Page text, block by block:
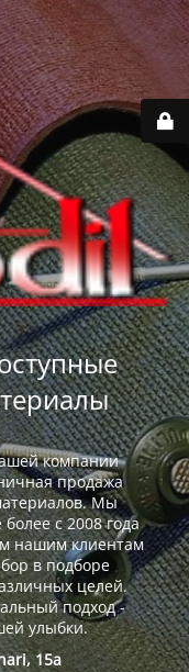
компании
продажа
Мы
с 2008 года
нашим клиентам
в подборе
целей.
подход -
улыбки.
15a